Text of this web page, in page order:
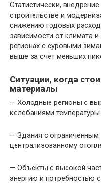
Статистически,
строительстве и
снижению годовых
зависимости от климата
регионах с суровыми
выше за счёт меньших
Ситуации, когда
материалы
— Холодные регионы с
колебаниями температуры
— Здания с ограниченным
централизованному
— Объекты с высокой
энергию и потребностью